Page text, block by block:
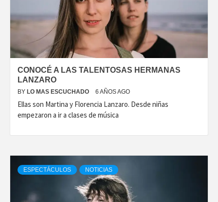
CONOCÉ A LAS TALENTOSAS HERMANAS
LANZARO
BY LO MAS ESCUCHADO 6 AÑOS AGO
Ellas son Martina y Florencia Lanzaro. Desde niñas
empezaron a ir a clases de música
ESPECTÁCULOS NOTICIAS